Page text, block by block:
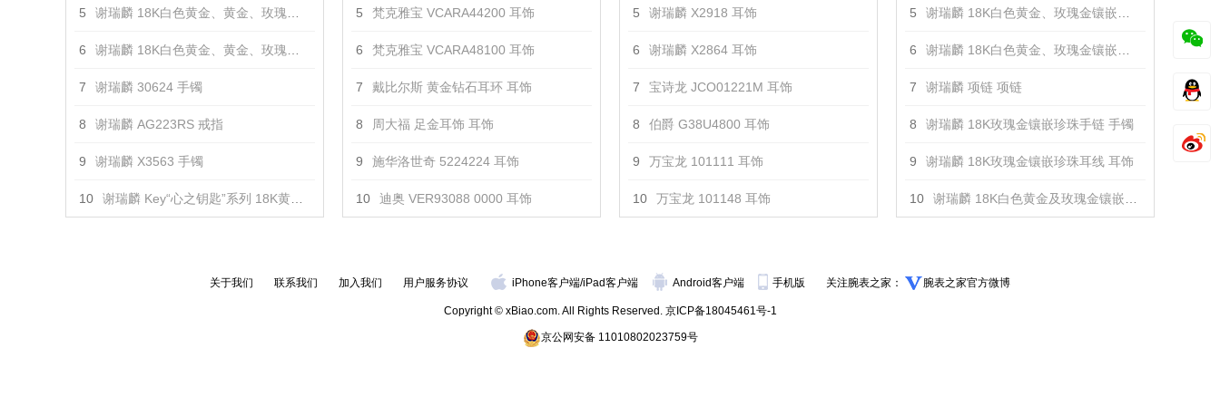
5 谢瑞麟 18K白色黄金、黄金、玫瑰金镶钻对戒 戒指
6 谢瑞麟 18K白色黄金、黄金、玫瑰金镶钻对戒 戒指
7 谢瑞麟 30624 手镯
8 谢瑞麟 AG223RS 戒指
9 谢瑞麟 X3563 手镯
10 谢瑞麟 Key“心之钥匙”系列 18K黄金及白色黄金配镶黄色及白色钻石吊坠（小） 吊坠
5 梵克雅宝 VCARA44200 耳饰
6 梵克雅宝 VCARA48100 耳饰
7 戴比尔斯 黄金钻石耳环 耳饰
8 周大福 足金耳饰 耳饰
9 施华洛世奇 5224224 耳饰
10 迪奥 VER93088 0000 耳饰
5 谢瑞麟 X2918 耳饰
6 谢瑞麟 X2864 耳饰
7 宝诗龙 JCO01221M 耳饰
8 伯爵 G38U4800 耳饰
9 万宝龙 101111 耳饰
10 万宝龙 101148 耳饰
5 谢瑞麟 18K白色黄金、玫瑰金镶嵌钻石手链 手镯
6 谢瑞麟 18K白色黄金、玫瑰金镶嵌钻石项链 项链
7 谢瑞麟 项链 项链
8 谢瑞麟 18K玫瑰金镶嵌珍珠手链 手镯
9 谢瑞麟 18K玫瑰金镶嵌珍珠耳线 耳饰
10 谢瑞麟 18K白色黄金及玫瑰金镶嵌钻石耳钉 耳饰
关于我们 联系我们 加入我们 用户服务协议 iPhone客户端/iPad客户端 Android客户端 手机版 关注腕表之家： 腕表之家官方微博
Copyright © xBiao.com. All Rights Reserved. 京ICP备18045461号-1
京公网安备 11010802023759号